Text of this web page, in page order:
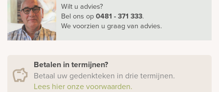
Wilt u advies?
Bel ons op0481 - 371 333.
We voorzien u graag van advies.
Betalen in termijnen?
Betaal uw gedenkteken in drie termijnen.
Lees hier onze voorwaarden.